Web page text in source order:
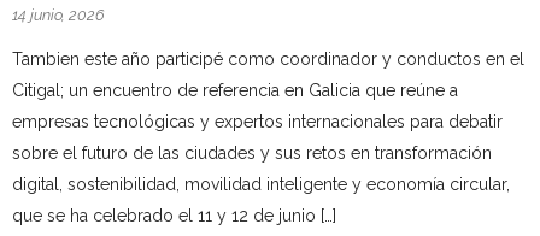
14 junio, 2026
Tambien este año participé como coordinador y conductos en el
Citigal; un encuentro de referencia en Galicia que reúne a
empresas tecnológicas y expertos internacionales para debatir
sobre el futuro de las ciudades y sus retos en transformación
digital, sostenibilidad, movilidad inteligente y economía circular,
que se ha celebrado el 11 y 12 de junio […]